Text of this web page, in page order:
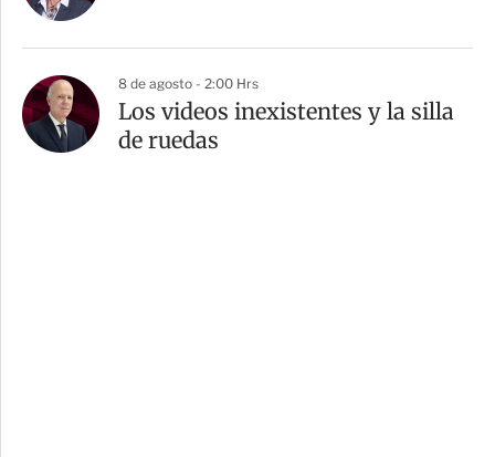
8 de agosto - 2:00 Hrs
Los videos inexistentes y la silla
de ruedas